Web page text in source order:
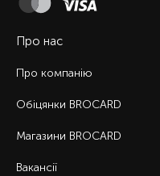
Про нас
Про компанію
Обіцянки BROCARD
Магазини BROCARD
Вакансії